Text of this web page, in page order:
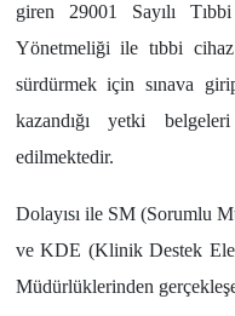
giren 29001 Sayılı
Yönetmeliği ile tıbbi cihaz
sürdürmek için sınava
kazandığı yetki
edilmektedir.
Dolayısı ile SM (Sorumlu
ve KDE (Klinik Destek
Müdürlüklerinden